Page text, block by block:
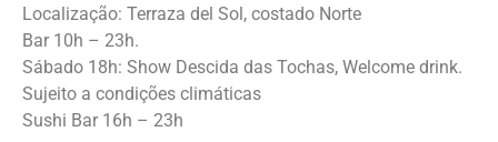
Localização: Terraza del Sol, costado Norte
Bar 10h – 23h.
Sábado 18h: Show Descida das Tochas, Welcome drink.
Sujeito a condições climáticas
Sushi Bar 16h – 23h